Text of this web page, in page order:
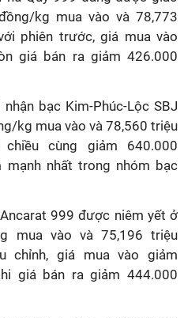
kg mua vào và 78,773
phiên trước, giá mua vào
giá bán ra giảm 426.000
bạc Kim-Phúc-Lộc SBJ
kg mua vào và 78,560 triệu
cùng giảm 640.000
nhất trong nhóm bạc
999 được niêm yết ở
mua vào và 75,196 triệu
chỉnh, giá mua vào giảm
giá bán ra giảm 444.000